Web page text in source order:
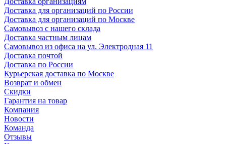
Доставка для организаций по России
Доставка для организаций по Москве
Самовывоз с нашего склада
Доставка частным лицам
Самовывоз из офиса на ул. Электродная 11
Доставка почтой
Доставка по России
Курьерская доставка по Москве
Возврат и обмен
Скидки
Гарантия на товар
Компания
Новости
Команда
Отзывы